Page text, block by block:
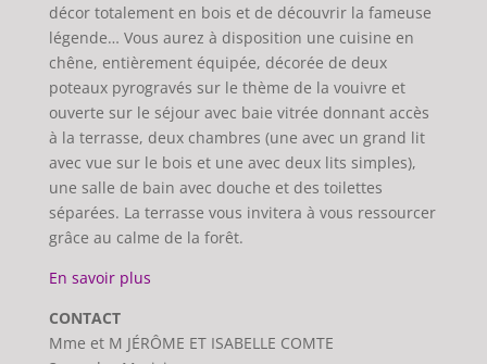
décor totalement en bois et de découvrir la fameuse
légende… Vous aurez à disposition une cuisine en
chêne, entièrement équipée, décorée de deux
poteaux pyrogravés sur le thème de la vouivre et
ouverte sur le séjour avec baie vitrée donnant accès
à la terrasse, deux chambres (une avec un grand lit
avec vue sur le bois et une avec deux lits simples),
une salle de bain avec douche et des toilettes
séparées. La terrasse vous invitera à vous ressourcer
grâce au calme de la forêt.
En savoir plus
CONTACT
Mme et M JÉRÔME ET ISABELLE COMTE